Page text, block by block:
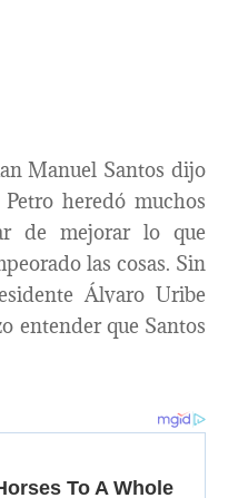
Manuel Santos dijo
heredó muchos
de mejorar lo que
las cosas. Sin
Álvaro Uribe
entender que Santos